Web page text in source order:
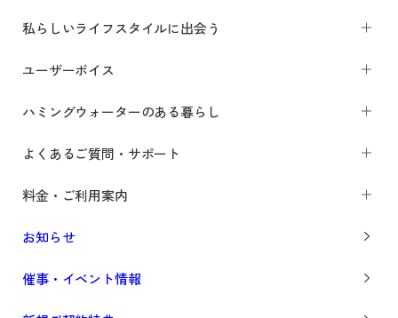
私らしいライフスタイルに出会う
ユーザーボイス
ハミングウォーターのある暮らし
よくあるご質問・サポート
料金・ご利用案内
お知らせ
催事・イベント情報